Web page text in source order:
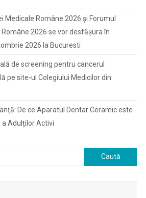
Medicale Române 2026 și Forumul
2026 se vor desfășura în
2026 la Bucuresti
de screening pentru cancerul
pe site-ul Colegiului Medicilor din
De ce Aparatul Dentar Ceramic este
Adulților Activi
Caută
după: